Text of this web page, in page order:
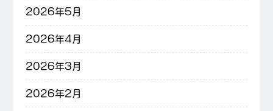
2026年5月
2026年4月
2026年3月
2026年2月